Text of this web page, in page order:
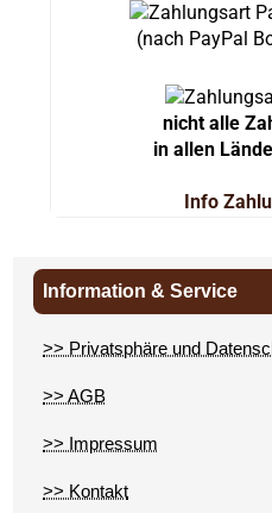
(nach PayPal
nicht alle
in allen
Info
Information & Service
>> Privatsphäre und
>> AGB
>> Impressum
>> Kontakt